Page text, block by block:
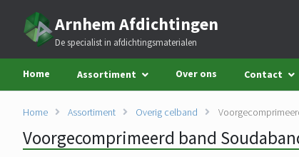
Arnhem Afdichtingen
De specialist in afdichtingsmaterialen
Home Assortiment Over ons Contact
Home Assortiment Overig celband
Voorgecomprimeerd band